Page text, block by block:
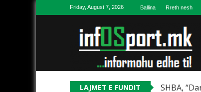
Skip to contentFriday, August 7, 2026 Ballina Rreth nesh
LAJMET E FUNDIT SHBA,